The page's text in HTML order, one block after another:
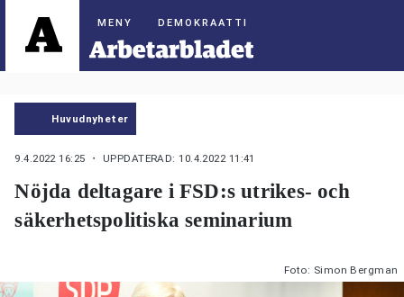
DEMOKRAATTI
Huvudnyheter
9.4.2022 16:25 ・ UPPDATERAD: 10.4.2022 11:41
Nöjda deltagare i FSD:s utrikes- och
säkerhetspolitiska seminarium
Foto: Simon Bergman